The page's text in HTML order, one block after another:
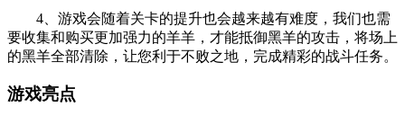
4、游戏会随着关卡的提升也会越来越有难度，我们也需
要收集和购买更加强力的羊羊，才能抵御黑羊的攻击，将场上
的黑羊全部清除，让您利于不败之地，完成精彩的战斗任务。
游戏亮点